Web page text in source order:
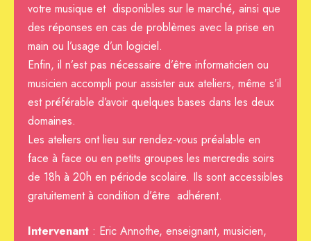
votre musique et disponibles sur le marché, ainsi que
des réponses en cas de problèmes avec la prise en
main ou l’usage d’un logiciel.
Enfin, il n’est pas nécessaire d’être informaticien ou
musicien accompli pour assister aux ateliers, même s’il
est préférable d’avoir quelques bases dans les deux
domaines.
Les ateliers ont lieu sur rendez-vous préalable en
face à face ou en petits groupes les mercredis soirs
de 18h à 20h en période scolaire. Ils sont accessibles
gratuitement à condition d’être adhérent.
Intervenant : Eric Annothe, enseignant, musicien,